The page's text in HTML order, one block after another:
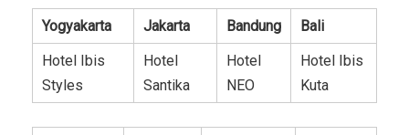
Yogyakarta Jakarta Bandung
Bali
Hotel Ibis
Styles
Hotel
Santika
Hotel
NEO
Hotel Ibis
Kuta